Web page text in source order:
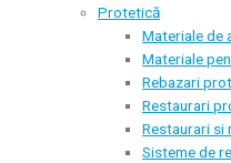
Protetică
Materiale de
Materiale
Rebazari
Restaurari
Restaurari si
Sisteme de